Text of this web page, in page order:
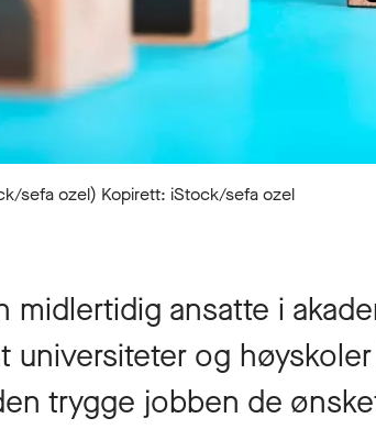
sefa ozel) Kopirett: iStock/sefa ozel
midlertidig ansatte i
universiteter og
trygge jobben de